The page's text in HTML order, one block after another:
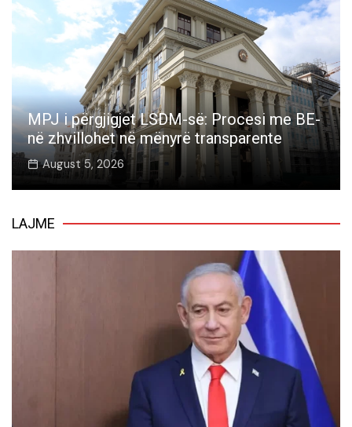
MPJ i përgjigjet LSDM-së: Procesi me BE-
në zhvillohet në mënyrë transparente
August 5, 2026
LAJME